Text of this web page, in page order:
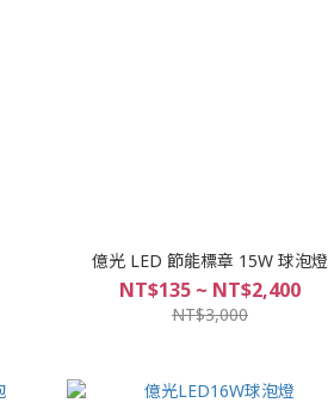
億光 LED 節能標章 15W 球泡燈
NT$135 ~ NT$2,400
NT$3,000